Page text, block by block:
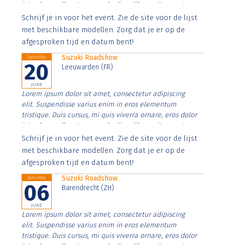
interdum nulla, ut commodo diam libero vitae erat.
Aenean faucibus nibh et justo cursus id rutrum lorem
imperdiet. Nunc ut sem vitae risus tristique posuere.
Schrijf je in voor het event. Zie de site voor de lijst
met beschikbare modellen. Zorg dat je er op de
afgesproken tijd en datum bent!
Saturday
20
JUNE
Suzuki Roadshow
Leeuwarden (FR)
Lorem ipsum dolor sit amet, consectetur adipiscing
elit. Suspendisse varius enim in eros elementum
tristique. Duis cursus, mi quis viverra ornare, eros dolor
interdum nulla, ut commodo diam libero vitae erat.
Aenean faucibus nibh et justo cursus id rutrum lorem
imperdiet. Nunc ut sem vitae risus tristique posuere.
Schrijf je in voor het event. Zie de site voor de lijst
met beschikbare modellen. Zorg dat je er op de
afgesproken tijd en datum bent!
Saturday
06
JUNE
Suzuki Roadshow
Barendrecht (ZH)
Lorem ipsum dolor sit amet, consectetur adipiscing
elit. Suspendisse varius enim in eros elementum
tristique. Duis cursus, mi quis viverra ornare, eros dolor
interdum nulla, ut commodo diam libero vitae erat.